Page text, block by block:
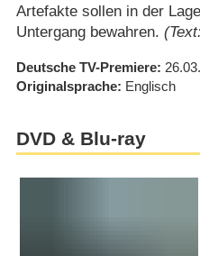
Artefakte sollen in der
Untergang bewahren.
Deutsche TV-Premiere
Originalsprache Englisch
DVD & Blu-ray